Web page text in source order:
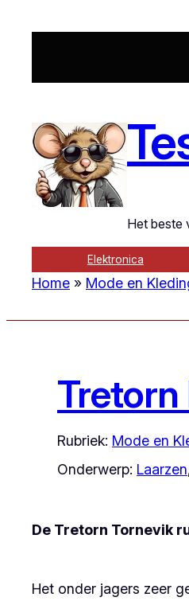
inhoud
Het beste
Elektronica
Home » Mode en
Rubriek: Mode en
Onderwerp: Laarzen
De Tretorn Tornevik
Het onder jagers zeer